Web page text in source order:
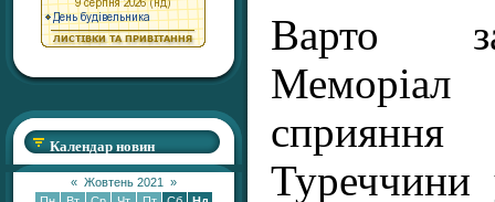
Календар новин
« Жовтень 2021
»
Варто
Меморіал